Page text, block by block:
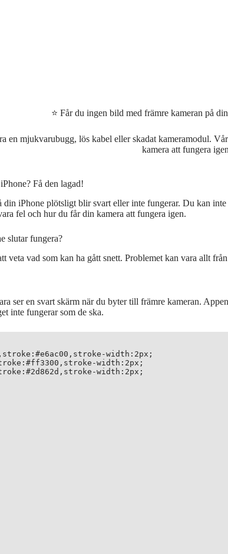
⭐ Får du ingen bild med främre kameran på
en mjukvarubugg, lös kabel eller skadat kameramodul.
kamera att fungera
Få den lagad!
din iPhone plötsligt blir svart eller inte fungerar. Du kan
fel och hur du får din kamera att fungera igen.
slutar fungera?
veta vad som kan ha gått snett. Problemet kan vara allt
ser en svart skärm när du byter till främre kameran.
inte fungerar som de ska.
width:2px;
width:2px;
width:2px;